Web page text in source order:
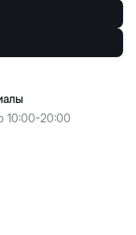
10:00-20:00